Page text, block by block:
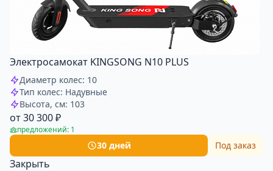
Электросамокат KINGSONG N10 PLUS
Диаметр колес: 10
Тип колес: Надувные
Высота, см: 103
от 30 300 ₽
предложений: 1
30 дней Под заказ
Закрыть